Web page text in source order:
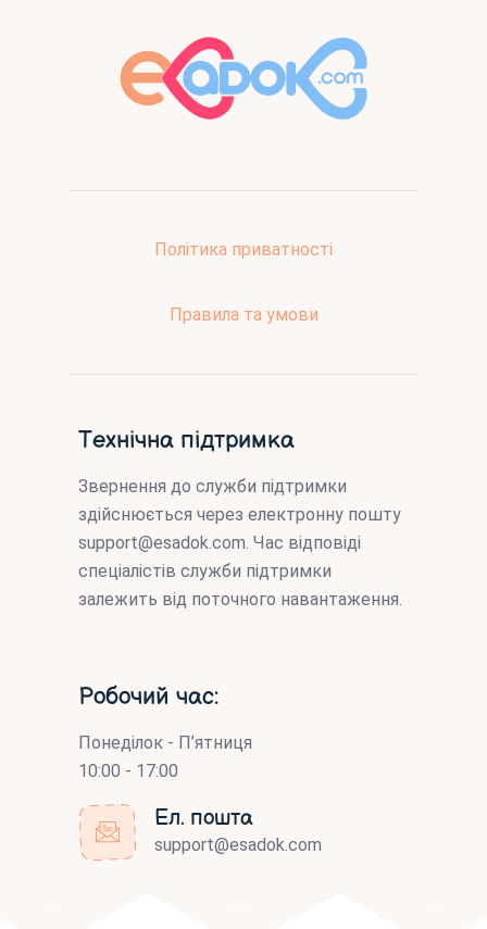
Політика приватності
Правила та умови
Технічна підтримка
Звернення до служби підтримки
здійснюється через електронну пошту
support@esadok.com. Час відповіді
спеціалістів служби підтримки
залежить від поточного навантаження.
Робочий час:
Понеділок - П’ятниця
10:00 - 17:00
Ел. пошта
support@esadok.com